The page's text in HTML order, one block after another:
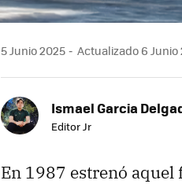
5 Junio 2025 Actualizado 6 Junio
Ismael Garcia
Editor Jr
En 1987 estrenó aquel